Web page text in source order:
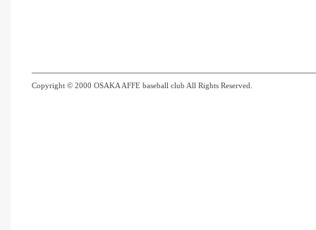
Copyright © 2000 OSAKA AFFE baseball club All Rights Reserved.